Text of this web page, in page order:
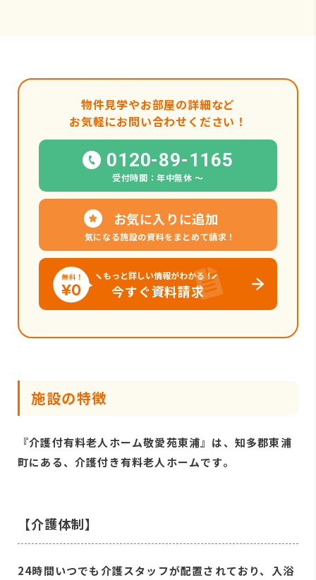
物件見学やお部屋の詳細など
お気軽にお問い合わせください！
0120-89-1165
受付時間：年中無休 〜
お気に入りに追加
気になる施設の資料をまとめて請求！
もっと詳しい情報がわかる！
今すぐ資料請求
施設の特徴
『介護付有料老人ホーム敬愛苑東浦』は、知多郡東浦
町にある、介護付き有料老人ホームです。
【介護体制】
24時間いつでも介護スタッフが配置されており、入浴